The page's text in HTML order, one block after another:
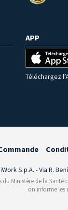
APP
Téléchargez
S.p.A. - Via R.
Ministère de la
on informe les